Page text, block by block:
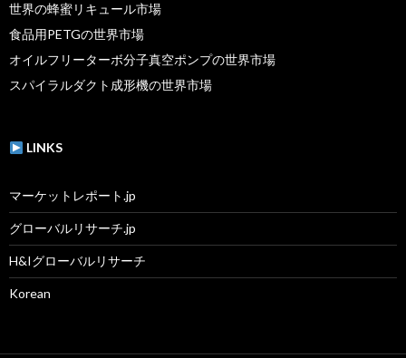
世界の蜂蜜リキュール市場
食品用PETGの世界市場
オイルフリーターボ分​​子真空ポンプの世界市場
スパイラルダクト成形機の世界市場
LINKS
マーケットレポート.jp
グローバルリサーチ.jp
H&Iグローバルリサーチ
Korean